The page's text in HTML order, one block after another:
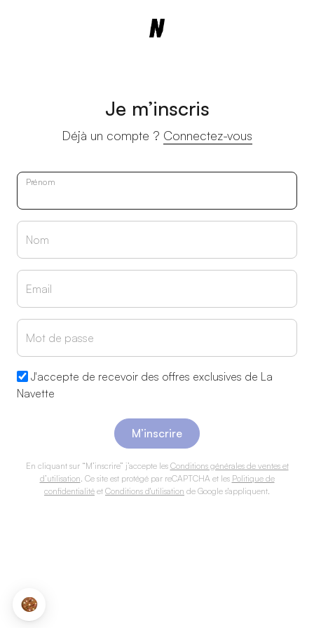
Je m’inscris
Déjà un compte ? Connectez-vous
Prénom
Nom
Email
Mot de passe
J'accepte de recevoir des offres exclusives de La
Navette
M’inscrire
En cliquant sur “M’inscrire” j’accepte les Conditions générales de ventes et
d’utilisation. Ce site est protégé par reCAPTCHA et les Politique de
confidentialité et Conditions d'utilisation de Google s'appliquent.